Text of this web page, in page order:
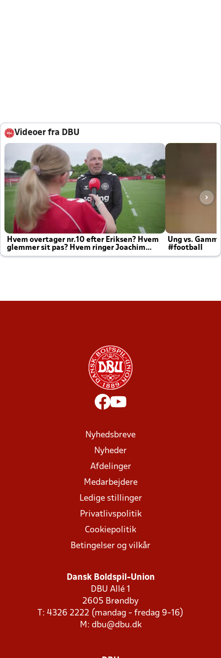
Videoer fra DBU
Hvem overtager nr.10 efter Eriksen? Hvem
glemmer sit pas? Hvem ringer Joachim
altid til efter kampe?
Ung vs.
#football
Nyhedsbreve
Nyheder
Afdelinger
Medarbejdere
Ledige stillinger
Privatlivspolitik
Cookiepolitik
Betingelser og vilkår
Dansk Boldspil-Union
DBU Allé 1
2605 Brøndby
T: 4326 2222 (mandag - fredag 9-16)
M: dbu@dbu.dk